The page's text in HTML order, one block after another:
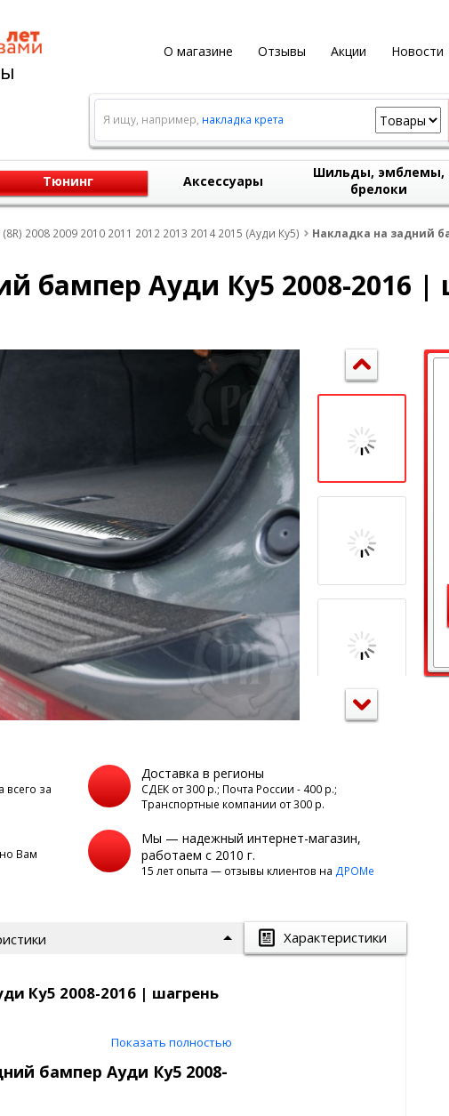
О магазине Отзывы Акции Новости
Я ищу, например, накладка крета
Тюнинг Аксессуары
Шильды, эмблемы,
брелоки
2008 2009 2010 2011 2012 2013 2014 2015 (Ауди Ку5) Накладка на задний
бампер Ауди Ку5 2008-2016 |
всего за
Доставка в регионы
СДЕК от 300 р.; Почта России - 400 р.;
Транспортные компании от 300 р.
Вам
Мы — надежный интернет-магазин,
работаем с 2010 г.
15 лет опыта — отзывы клиентов на ДРОМе
Характеристики
Ку5 2008-2016 | шагрень
Показать полностью
бампер Ауди Ку5 2008-